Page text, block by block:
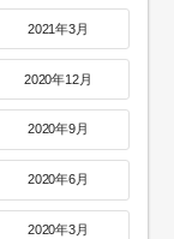
2021年3月
2020年12月
2020年9月
2020年6月
2020年3月